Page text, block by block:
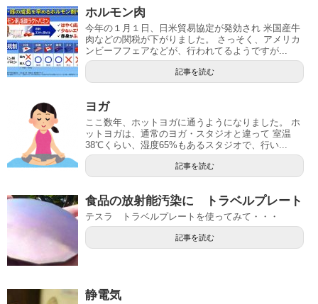
ホルモン肉
今年の１月１日、日米貿易協定が発効され 米国産牛
肉などの関税が下がりました。 さっそく、アメリカ
ンビーフフェアなどが、行われてるようですが...
記事を読む
ヨガ
ここ数年、ホットヨガに通うようになりました。 ホ
ットヨガは、通常のヨガ・スタジオと違って 室温
38℃くらい、湿度65%もあるスタジオで、行い...
記事を読む
食品の放射能汚染に トラベルプレート
テスラ トラベルプレートを使ってみて・・・
記事を読む
静電気